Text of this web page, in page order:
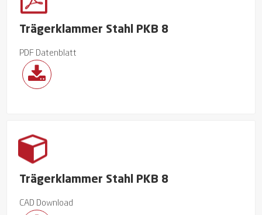
Trägerklammer Stahl PKB 8
PDF Datenblatt
Trägerklammer Stahl PKB 8
CAD Download